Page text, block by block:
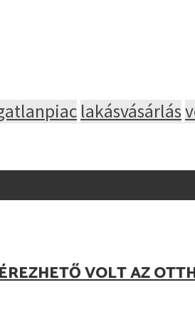
lakásvásárlás
VOLT AZ